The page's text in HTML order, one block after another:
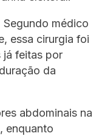
Segundo médico
essa cirurgia foi
já feitas por
da
abdominais na
enquanto